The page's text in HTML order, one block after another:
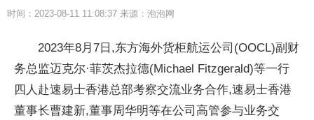
时间：2023-08-11 11:08:37 来源：泡泡网
2023年8月7日,东方海外货柜航运公司(OOCL)副财
务总监迈克尔·菲茨杰拉德(Michael Fitzgerald)等一行
四人赴速易士香港总部考察交流业务合作,速易士香港
董事长曹建新,董事周华明等在公司高管参与业务交